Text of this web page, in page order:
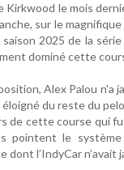
Kirkwood le mois
sur le
saison 2025 de la
dominé cette
Alex Palou n'a
éloigné du reste du
de cette course qui
pointent le
dont l’IndyCar n’avait